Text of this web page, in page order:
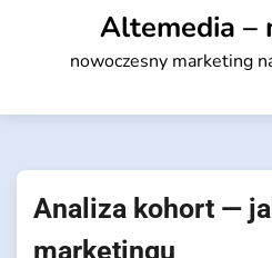
Altemedia –
nowoczesny marketing
Analiza kohort —
marketingu